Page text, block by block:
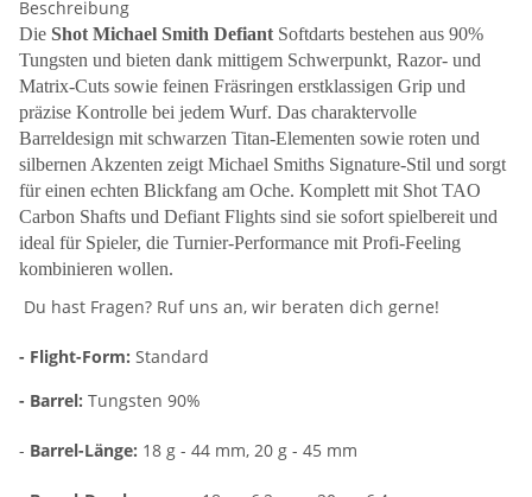
Beschreibung
Die Shot Michael Smith Defiant Softdarts bestehen aus 90%
Tungsten und bieten dank mittigem Schwerpunkt, Razor- und
Matrix-Cuts sowie feinen Fräsringen erstklassigen Grip und
präzise Kontrolle bei jedem Wurf. Das charaktervolle
Barreldesign mit schwarzen Titan-Elementen sowie roten und
silbernen Akzenten zeigt Michael Smiths Signature-Stil und sorgt
für einen echten Blickfang am Oche. Komplett mit Shot TAO
Carbon Shafts und Defiant Flights sind sie sofort spielbereit und
ideal für Spieler, die Turnier-Performance mit Profi-Feeling
kombinieren wollen.
Du hast Fragen? Ruf uns an, wir beraten dich gerne!
- Flight-Form: Standard
- Barrel: Tungsten 90%
- Barrel-Länge: 18 g - 44 mm, 20 g - 45 mm